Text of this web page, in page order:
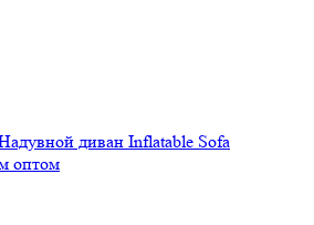
диван Inflatable Sofa
оптом